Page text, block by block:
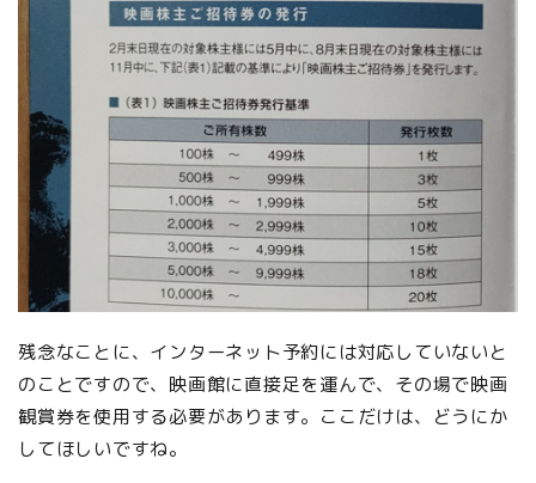
残念なことに、インターネット予約には対応していないと
のことですので、映画館に直接足を運んで、その場で映画
観賞券を使用する必要があります。ここだけは、どうにか
してほしいですね。